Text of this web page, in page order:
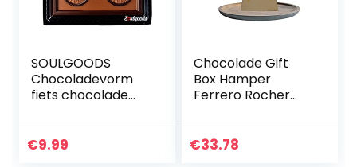
SOULGOODS
Chocoladevorm
fiets chocolade
cadeau, cadeau
€9.99
Chocolade Gift
Box Hamper
Ferrero Rocher
u Cadbury
€33.78